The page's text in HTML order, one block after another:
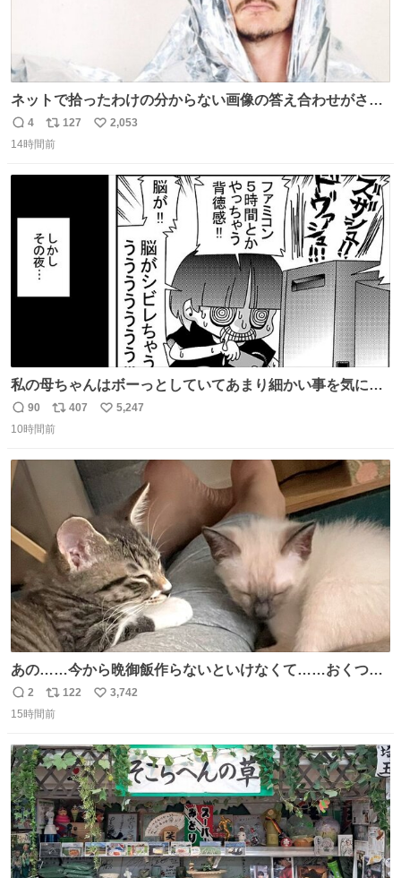
ネットで拾ったわけの分からない画像の答え合わせがされ
ていくw
返
信
4
リ
ポ
127
い
2,053
14時間前
私の母ちゃんはボーっとしていてあまり細かい事を気にし
ません。優秀な人の多い現代の価値観から見ると、あまり
優秀な母親ではないかもしれません。でも、だからこそ、
スします。「優秀」と「良い」は別なんですよね。 1/2
返
信
90
リ
ポ
407
い
数
5,247
10時間前
あの……今から晩御飯作らないといけなくて……おくつろ
ぎのところ申し訳ないのですが……あの………😥
返
信
2
リ
ポ
ト
数
122
い
数
3,742
15時間前